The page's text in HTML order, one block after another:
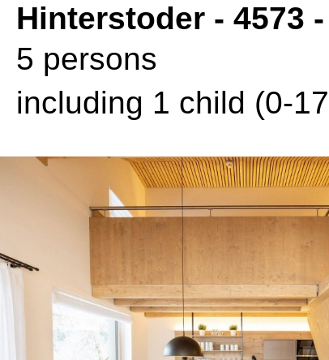
Hinterstoder - 4573
5 persons
including 1 child (0-